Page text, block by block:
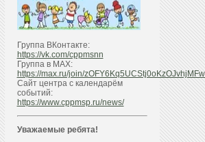
Группа ВКонтакте:
https://vk.com/cppmsnn
Группа в МАХ:
https://max.ru/join/
Сайт центра с календарём
событий:
https://www.cppmsp.ru/news/
Уважаемые ребята!